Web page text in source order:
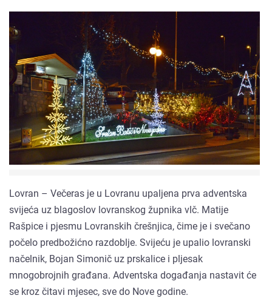
Lovran – Večeras je u Lovranu upaljena prva adventska
svijeća uz blagoslov lovranskog župnika vlč. Matije
Rašpice i pjesmu Lovranskih črešnjica, čime je i svečano
počelo predbožićno razdoblje. Svijeću je upalio lovranski
načelnik, Bojan Simonič uz prskalice i pljesak
mnogobrojnih građana. Adventska događanja nastavit će
se kroz čitavi mjesec, sve do Nove godine.